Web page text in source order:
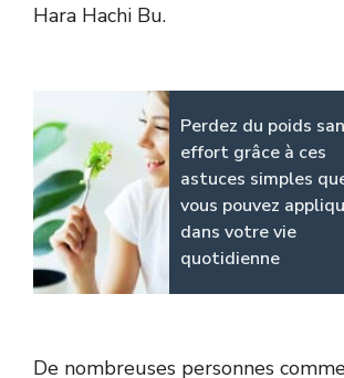
Hara Hachi Bu.
Perdez du poids
effort grâce à ces
astuces simples
vous pouvez
dans votre vie
quotidienne
De nombreuses personnes